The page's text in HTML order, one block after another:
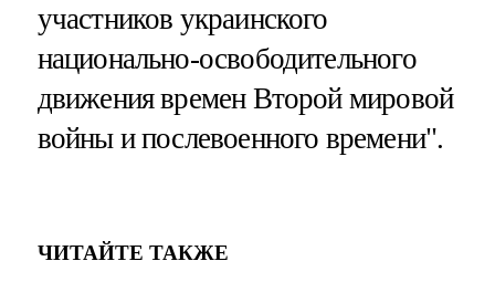
участников украинского
национально-освободительного
движения времен Второй мировой
войны и послевоенного времени".
ЧИТАЙТЕ ТАКЖЕ